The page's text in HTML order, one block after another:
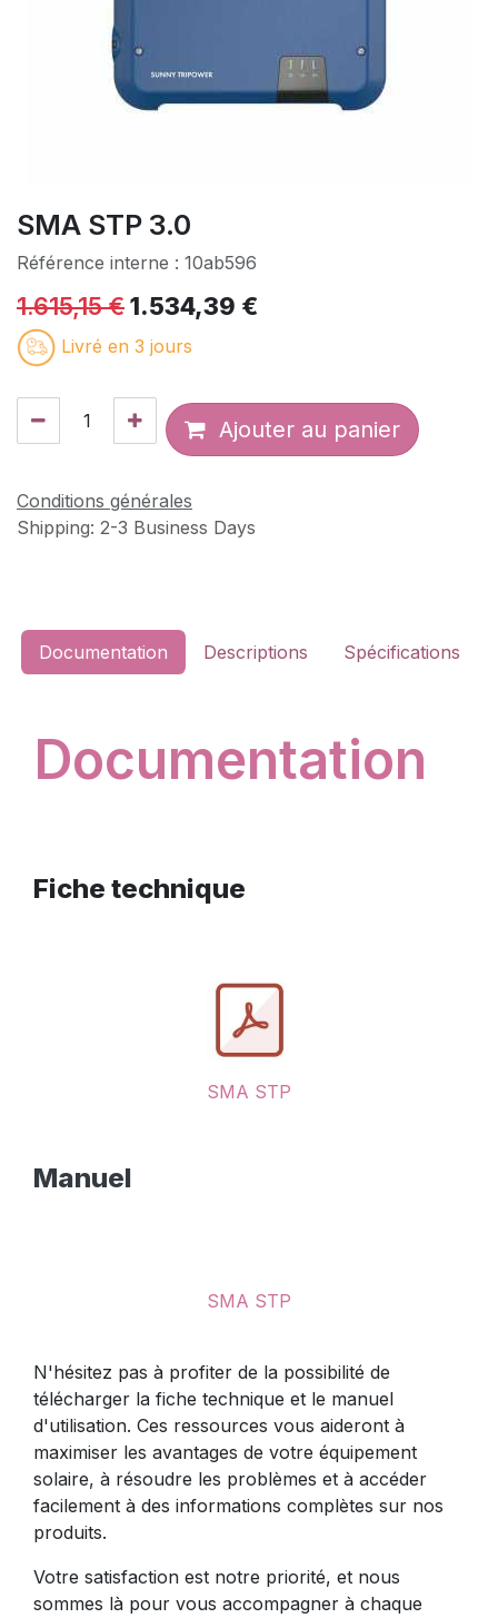
SMA STP 3.0
Référence interne : 10ab596
1.615,15€1.534,39 €
Livré en 3 jours
Ajouter au panier
Conditions générales
Shipping: 2-3 Business Days
Documentation Descriptions Spécifications
Documentation
Fiche technique
SMA STP
Manuel
SMA STP
N'hésitez pas à profiter de la possibilité de
télécharger la fiche technique et le manuel
d'utilisation. Ces ressources vous aideront à
maximiser les avantages de votre équipement
solaire, à résoudre les problèmes et à accéder
facilement à des informations complètes sur nos
produits.
Votre satisfaction est notre priorité, et nous
sommes là pour vous accompagner à chaque